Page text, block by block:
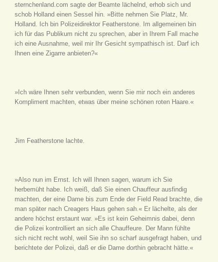
sternchenland.com sagte der Beamte lächelnd, erhob sich und
schob Holland einen Sessel hin. »Bitte nehmen Sie Platz, Mr.
Holland. Ich bin Polizeidirektor Featherstone. Im allgemeinen bin
ich für das Publikum nicht zu sprechen, aber in Ihrem Fall mache
ich eine Ausnahme, weil mir Ihr Gesicht sympathisch ist. Darf ich
Ihnen eine Zigarre anbieten?«
»Ich wäre Ihnen sehr verbunden, wenn Sie mir noch ein anderes
Kompliment machten, etwas über meine schönen roten Haare.«
Jim Featherstone lachte.
»Also nun im Ernst. Ich will Ihnen sagen, warum ich Sie
herbemüht habe. Ich weiß, daß Sie einen Chauffeur ausfindig
machten, der eine Dame bis zum Ende der Field Read brachte, die
man später nach Creagers Haus gehen sah.« Er lächelte, als der
andere höchst erstaunt war. »Es ist kein Geheimnis dabei, denn
die Polizei kontrolliert an sich alle Chauffeure. Der Mann fühlte
sich nicht recht wohl, weil Sie ihn so scharf ausgefragt haben, und
berichtete der Polizei, daß er die Dame dorthin gebracht hätte.«